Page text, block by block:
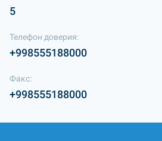
5
Телефон доверия:
+998555188000
Факс:
+998555188000